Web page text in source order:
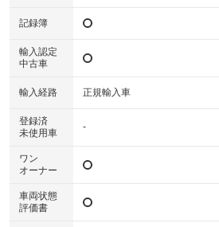
記録簿
輸入認定
中古車
輸入経路 正規輸入車
登録済
未使用車
-
ワン
オーナー
車両状態
評価書